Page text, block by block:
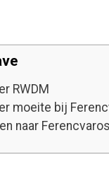
RWDM
moeite bij
naar